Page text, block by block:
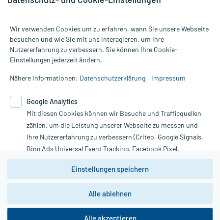
Alle Preise gelten inkl. MwSt., ggf. zzgl. Versandkosten
Informationen auf dieser Website werden ausschließlich für
die Untersuchung und Behandlung durch einen Arzt. Bitte
Therapien eingeleitet werden können. | Diese Webseite benutzt
Google Analytics. Lesen Sie bitte dazu die wichtigen Hinweise in
unserer Datenschutzerklärung. Für den Widerruf einer Bestellung
nutzen Sie das Formular:
Vertrag widerrufen
*Hinweise zu unseren Aktionen und Bewertungen
Wir verwenden Cookies um zu erfahren, wann Sie unsere Webseite
besuchen und wie Sie mit uns interagieren, um Ihre
Nutzererfahrung zu verbessern. Sie können Ihre Cookie-
Einstellungen jederzeit ändern.
Nähere Informationen: Datenschutzerklärung Impressum
Google Analytics
Mit diesen Cookies können wir Besuche und Trafficquellen
zählen, um die Leistung unserer Webseite zu messen und
Ihre Nutzererfahrung zu verbessern (Criteo, Google Signals,
Bing Ads Universal Event Tracking, Facebook Pixel,
Youtube-Social Plugin).
Wir weisen darauf hin, dass die
zwingend den Europäischen Anforderungen gem. EU-
DSGVO genügen und ein Datentransfer in Drittstaaten bzw.
Einstellungen speichern
Alle ablehnen
Alle akzeptieren